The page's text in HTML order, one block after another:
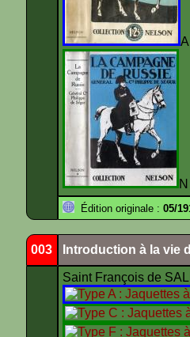
A
N
Édition originale : 05/
003 Introduction à la vie
Saint François de